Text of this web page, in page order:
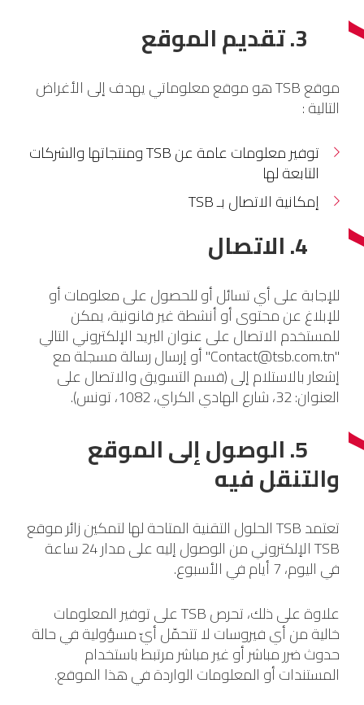
3. تقديم الموقع
موقع TSB هو موقع معلوماتي يهدف إلى الأغراض
التالية :
توفير معلومات عامة عن TSB ومنتجاتها والشركات
التابعة لها
إمكانية الاتصال بـ TSB
4. الاتصال
للإجابة على أي تسائل أو للحصول على معلومات أو
للإبلاغ عن محتوى أو أنشطة غير قانونية، يمكن
للمستخدم الاتصال على عنوان البريد الإلكتروني التالي
"Contact@tsb.com.tn" أو إرسال رسالة مسجلة مع
إشعار بالاستلام إلى (قسم التسويق والاتصال على
العنوان: 32، شارع الهادي الكراي، 1082، تونس).
5. الوصول إلى الموقع
والتنقل فيه
تعتمد TSB الحلول التقنية المتاحة لها لتمكين زائر موقع
TSB الإلكتروني من الوصول إليه على مدار 24 ساعة
في اليوم، 7 أيام في الأسبوع.
علاوة على ذلك، تحرص TSB على توفير المعلومات
خالية من أي فيروسات لا تتحمّل أيّ مسؤولية في حالة
حدوث ضرر مباشر أو غير مباشر مرتبط باستخدام
المستندات أو المعلومات الواردة في هذا الموقع.